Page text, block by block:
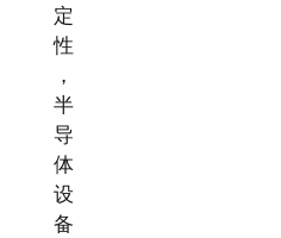
定
性
，
半
导
体
设
备